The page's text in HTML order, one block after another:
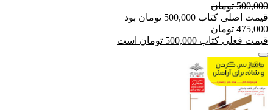
500,000 تومان
قیمت اصلی کتاب 500,000 تومان بود
475,000 تومان
قیمت فعلی کتاب 500,000 تومان است